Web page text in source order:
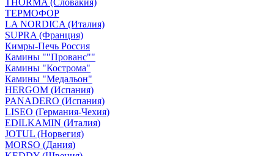
THORMA (Словакия)
ТЕРМОФОР
LA NORDICA (Италия)
SUPRA (Франция)
Кимры-Печь Россия
Камины ""Прованс""
Камины "Кострома"
Камины "Медальон"
HERGOM (Испания)
PANADERO (Испания)
LISEO (Германия-Чехия)
EDILKAMIN (Италия)
JOTUL (Норвегия)
MORSO (Дания)